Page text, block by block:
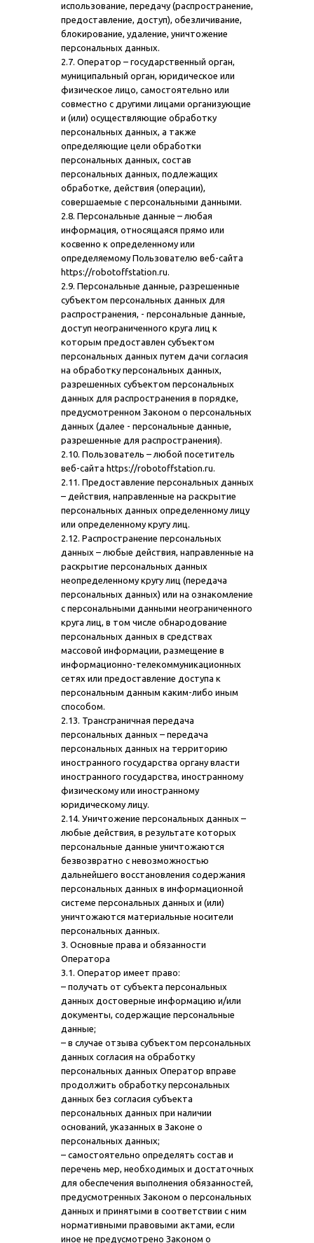
использование, передачу (распространение,
предоставление, доступ), обезличивание,
блокирование, удаление, уничтожение
персональных данных.
2.7. Оператор – государственный орган,
муниципальный орган, юридическое или
физическое лицо, самостоятельно или
совместно с другими лицами организующие
и (или) осуществляющие обработку
персональных данных, а также
определяющие цели обработки
персональных данных, состав
персональных данных, подлежащих
обработке, действия (операции),
совершаемые с персональными данными.
2.8. Персональные данные – любая
информация, относящаяся прямо или
косвенно к определенному или
определяемому Пользователю веб-сайта
https://robotoffstation.ru.
2.9. Персональные данные, разрешенные
субъектом персональных данных для
распространения, - персональные данные,
доступ неограниченного круга лиц к
которым предоставлен субъектом
персональных данных путем дачи согласия
на обработку персональных данных,
разрешенных субъектом персональных
данных для распространения в порядке,
предусмотренном Законом о персональных
данных (далее - персональные данные,
разрешенные для распространения).
2.10. Пользователь – любой посетитель
веб-сайта https://robotoffstation.ru.
2.11. Предоставление персональных данных
– действия, направленные на раскрытие
персональных данных определенному лицу
или определенному кругу лиц.
2.12. Распространение персональных
данных – любые действия, направленные на
раскрытие персональных данных
неопределенному кругу лиц (передача
персональных данных) или на ознакомление
с персональными данными неограниченного
круга лиц, в том числе обнародование
персональных данных в средствах
массовой информации, размещение в
информационно-телекоммуникационных
сетях или предоставление доступа к
персональным данным каким-либо иным
способом.
2.13. Трансграничная передача
персональных данных – передача
персональных данных на территорию
иностранного государства органу власти
иностранного государства, иностранному
физическому или иностранному
юридическому лицу.
2.14. Уничтожение персональных данных –
любые действия, в результате которых
персональные данные уничтожаются
безвозвратно с невозможностью
дальнейшего восстановления содержания
персональных данных в информационной
системе персональных данных и (или)
уничтожаются материальные носители
персональных данных.
3. Основные права и обязанности
Оператора
3.1. Оператор имеет право:
– получать от субъекта персональных
данных достоверные информацию и/или
документы, содержащие персональные
данные;
– в случае отзыва субъектом персональных
данных согласия на обработку
персональных данных Оператор вправе
продолжить обработку персональных
данных без согласия субъекта
персональных данных при наличии
оснований, указанных в Законе о
персональных данных;
– самостоятельно определять состав и
перечень мер, необходимых и достаточных
для обеспечения выполнения обязанностей,
предусмотренных Законом о персональных
данных и принятыми в соответствии с ним
нормативными правовыми актами, если
иное не предусмотрено Законом о